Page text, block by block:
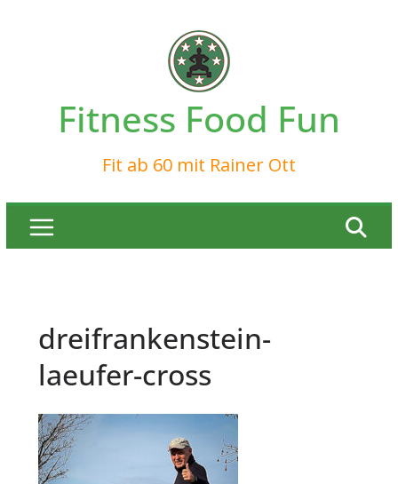
Fitness Food Fun
Fit ab 60 mit Rainer Ott
dreifrankenstein-
laeufer-cross